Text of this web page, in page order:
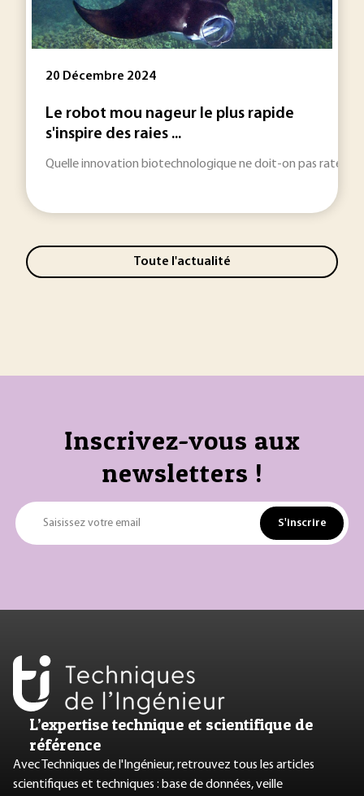
20 Décembre 2024
Le robot mou nageur le plus rapide
s'inspire des raies ...
Quelle innovation biotechnologique ne doit-on pas rater
Toute l'actualité
Inscrivez-vous aux
newsletters !
Saisissez votre email S'inscrire
L’expertise technique et scientifique de
référence
Avec Techniques de l'Ingénieur, retrouvez tous les articles
scientifiques et techniques : base de données, veille